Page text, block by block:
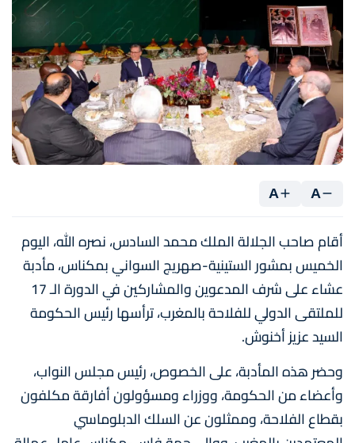
A
A
أقام صاحب الجلالة الملك محمد السادس، نصره الله، اليوم
الخميس بمشور الستينية-صهريج السواني بمكناس، مأدبة
عشاء على شرف المدعوين والمشاركين في الدورة الـ 17
للملتقى الدولي للفلاحة بالمغرب، ترأسها رئيس الحكومة
السيد عزيز أخنوش.
وحضر هذه المأدبة، على الخصوص، رئيس مجلس النواب،
وأعضاء من الحكومة، ووزراء ومسؤولون أفارقة مكلفون
بقطاع الفلاحة، وممثلون عن السلك الدبلوماسي